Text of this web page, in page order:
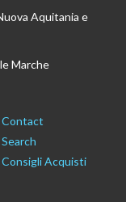
Aquitania e
Marche
Contact
Search
Consigli Acquisti